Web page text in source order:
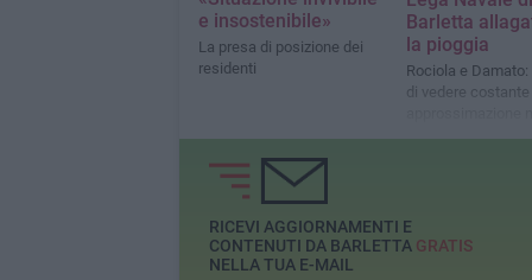
e insostenibile»
La presa di posizione dei
residenti
Barletta
la pioggia
Rociola e Damato:
di vedere costante
opere pubbliche»
RICEVI AGGIORNAMENTI E
CONTENUTI DA BARLETTA GRATIS
NELLA TUA E-MAIL